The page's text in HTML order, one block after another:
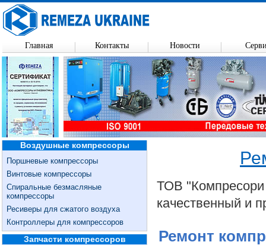
Воздушные компрессоры
Поршневые компрессоры
Винтовые компрессоры
Спиральные безмасляные
компрессоры
Ресиверы для сжатого воздуха
Контроллеры для компрессоров
Запчасти компрессоров
ТОВ "Компресори
качественный и
Ремонт
Главная Контакты Новости